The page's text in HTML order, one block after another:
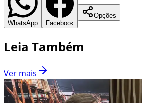
WhatsApp Facebook
Opções
Leia Também
Ver mais